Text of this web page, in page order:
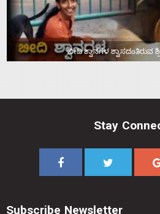
ಬೀದಿ ಶ್ವಾನಗಳ ಶ್ವಾಸದಂತಿರುವ
Stay